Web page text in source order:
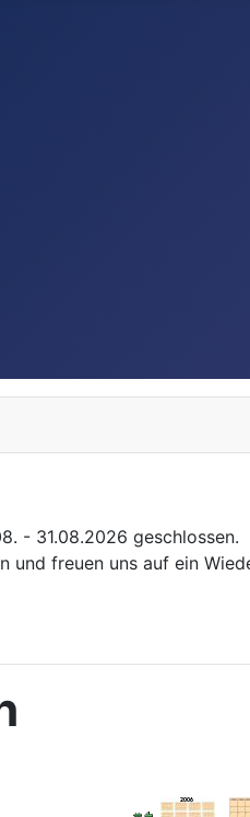
- 31.08.2026 geschlossen.
und freuen uns auf ein